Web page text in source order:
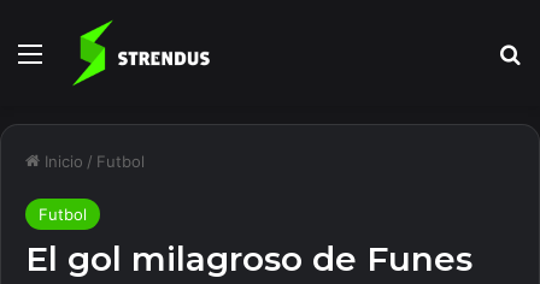
Menú
Inicio / Futbol
Futbol
El gol milagroso de Funes